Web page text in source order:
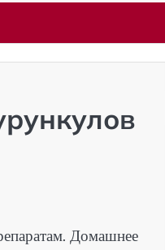
Домашнее